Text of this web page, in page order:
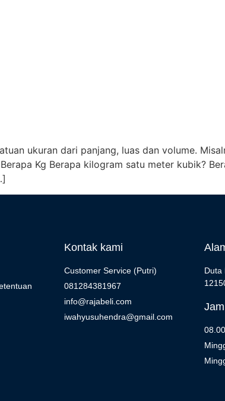
ukuran dari panjang, luas dan volume.
Kg Berapa kilogram satu meter kubik?
Kontak kami
Customer Service (Putri)
081284381967
info@rajabeli.com
iwahyusuhendra@gmail.com
Duta